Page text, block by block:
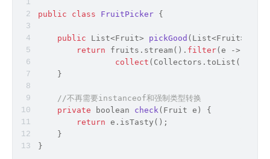
public class FruitPicker {
public List<Fruit> pickGood ( List<Fruit>
return fruits.stream(). filter(e ->
collect (Collectors.toList());
    }
//不再需要instanceof和强制类型转换
private
boolean check( Fruit e )
{
return e.isTasty();
    }
}